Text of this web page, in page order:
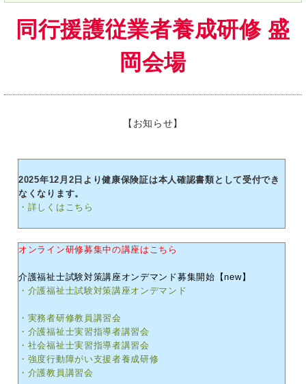
同行援護従業者養成研修 盛
岡会場
【お知らせ】
2025年12月2日より健康保険証は本人確認書類として受付でき
なくなります。
・詳しくはこちら
オンライン研修募集中の講座はこちら
介護福祉士試験対策講座オンデマンド募集開始【new】
・介護福祉士試験対策講座オンデマンド
・実務者研修教員講習会
・介護福祉士実習指導者講習会
・社会福祉士実習指導者講習会
・強度行動障がい支援者養成研修
・介護教員講習会